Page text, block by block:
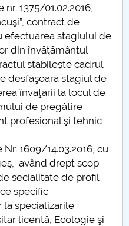
1375/01.02.2016,
contract de
efectuarea stagiului de
din învăţământul
stabileşte cadrul
desfăşoară stagiul de
învăţării la locul de
de pregătire
profesional şi tehnic
1609/14.03.2016, cu
având drept scop
secialitate de profil
specific
specializările
licentă, Ecologie şi